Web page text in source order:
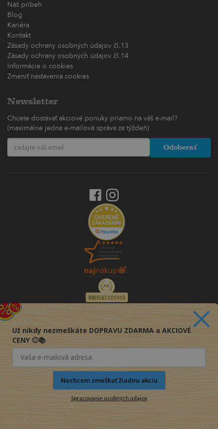
Náš príbeh
Blog
Kariéra
Kontakt
Zásady ochrany osobných údajov čl.13
Zásady ochrany osobných údajov čl.14
Informácie o cookies
Zmeniť nastavenia cookies
Newsletter
Chcete dostávať akciové ponuky priamo na váš e-mail?
(maximálne jedna e-mailová správa za týždeň)
Odoberať
Už nikdy nezmeškáte DOPRAVU ZDARMA a AKCIOVÉ
CENY 🙂📚
Nechcem zmeškať žiadnu akciu
Spracovanie osobných údajov